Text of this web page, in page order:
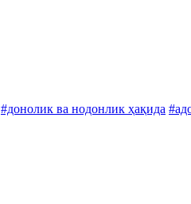
#донолик ва нодонлик ҳақида